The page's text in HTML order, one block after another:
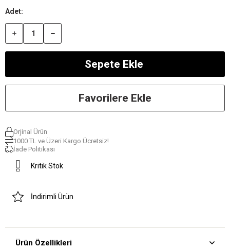
Favorilere Ekle
Orjinal Ürün
1000 TL ve Üzeri Kargo Ücretsiz!
İade Politikası
Kritik Stok
İndirimli Ürün
Ürün Özellikleri